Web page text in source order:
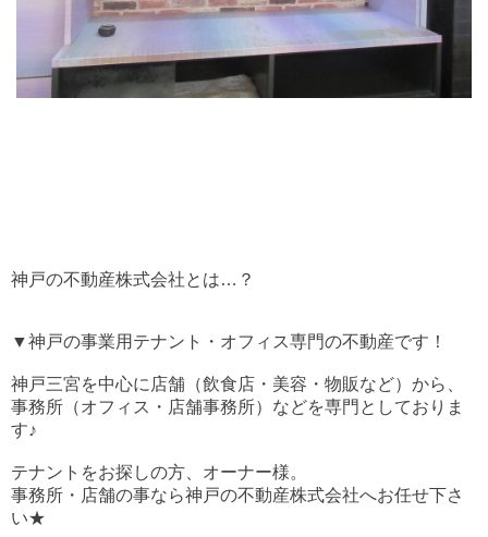
神戸の不動産株式会社とは…？
▼神戸の事業用テナント・オフィス専門の不動産です！
神戸三宮を中心に店舗（飲食店・美容・物販など）から、
事務所（オフィス・店舗事務所）などを専門としておりま
す♪
テナントをお探しの方、オーナー様。
事務所・店舗の事なら神戸の不動産株式会社へお任せ下さ
い★